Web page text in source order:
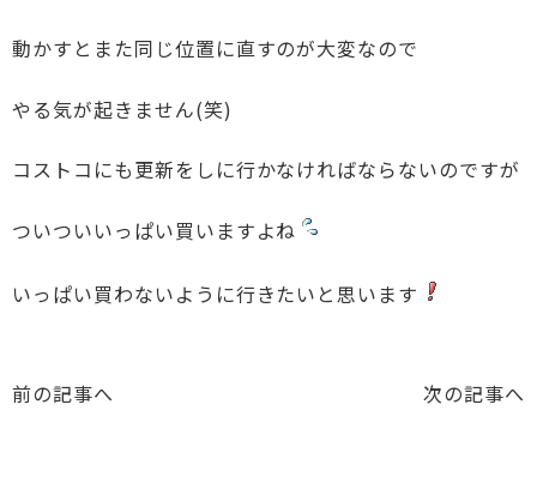
動かすとまた同じ位置に直すのが大変なので
やる気が起きません(笑)
コストコにも更新をしに行かなければならないのですが
ついついいっぱい買いますよね
いっぱい買わないように行きたいと思います
前の記事へ 次の記事へ